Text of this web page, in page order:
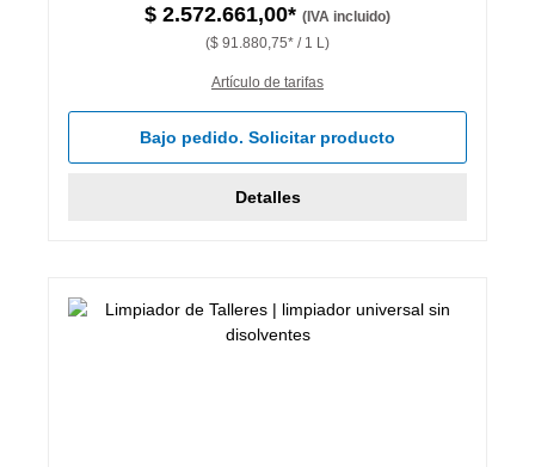
$ 2.572.661,00* (IVA incluido)
($ 91.880,75* / 1 L)
Artículo de tarifas
Bajo pedido. Solicitar producto
Detalles